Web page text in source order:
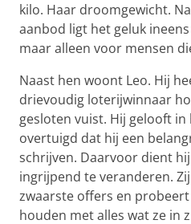
kilo. Haar droomgewicht.
aanbod ligt het geluk
maar alleen voor mensen
Naast hen woont Leo. Hij
drievoudig loterijwinnaar
gesloten vuist. Hij gelooft in
overtuigd dat hij een
schrijven. Daarvoor dient
ingrijpend te veranderen.
zwaarste offers en
houden met alles wat ze in